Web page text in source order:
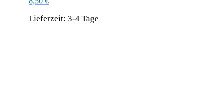
Lieferzeit: 3-4 Tage